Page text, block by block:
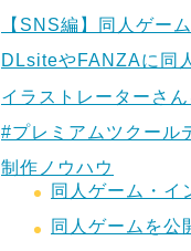
【SNS編】同人ゲー
DLsiteやFANZAに同
イラストレーターさ
#プレミアムツクール
制作ノウハウ
同人ゲーム・イ
同人ゲームを公